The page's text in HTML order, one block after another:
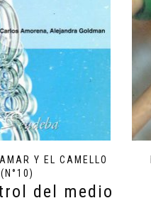
Y EL CAMELLO
(N°10)
del medio